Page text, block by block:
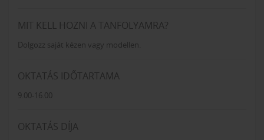
MIT KELL HOZNI A TANFOLYAMRA?
Dolgozz saját kézen vagy modellen.
OKTATÁS IDŐTARTAMA
9.00-16.00
OKTATÁS DÍJA